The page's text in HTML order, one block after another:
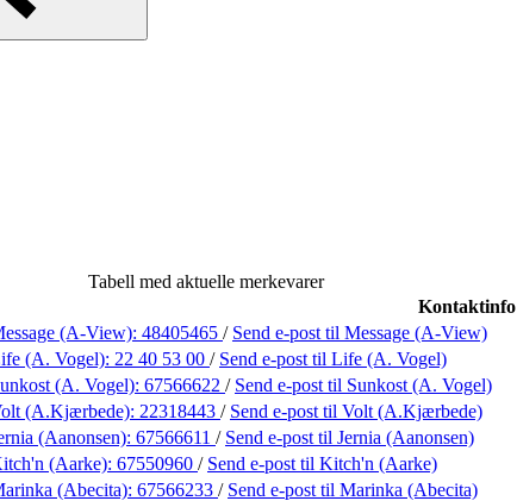
Tabell med aktuelle merkevarer
Kontaktinfo
(A-View): 48405465 / Send e-post til Message (A-View)
(A. Vogel): 22 40 53 00 / Send e-post til Life (A. Vogel)
(A. Vogel): 67566622 / Send e-post til Sunkost (A. Vogel)
(A.Kjærbede): 22318443 / Send e-post til Volt (A.Kjærbede)
(Aanonsen): 67566611 / Send e-post til Jernia (Aanonsen)
(Aarke): 67550960 / Send e-post til Kitch'n (Aarke)
(Abecita): 67566233 / Send e-post til Marinka (Abecita)